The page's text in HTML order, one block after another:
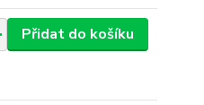
Přidat do košíku